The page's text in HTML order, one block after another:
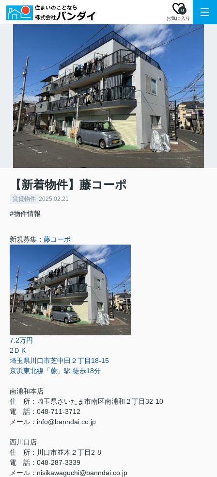
お気に入り
0
【新着物件】藤コーポ
賃貸物件 2025.02.21
#物件情報
新規募集： 藤コーポ
7.2万円
2ＤＫ
埼玉県川口市芝中田２丁目18-15
京浜東北線「蕨」駅 徒歩18分
南浦和本店
住 所： 埼玉県さいたま市南区南浦和２丁目32-10
電 話：048-711-3712
メール： info@banndai.co.jp
西川口店
住 所： 川口市並木２丁目2-8
電 話：048-287-3339
メール ： nisikawaguchi@banndai.co.jp